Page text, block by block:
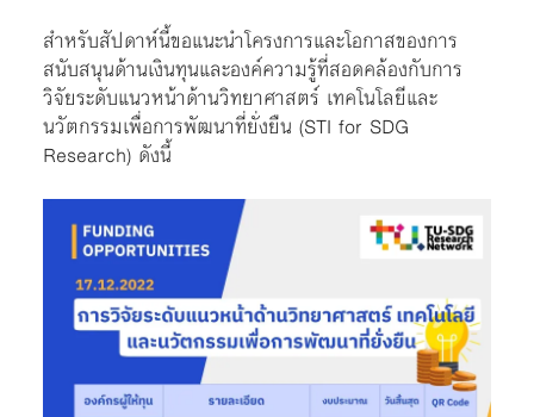
สำหรับสัปดาห์นี้ขอแนะนำโครงการและโอกาสของการ
สนับสนุนด้านเงินทุนและองค์ความรู้ที่สอดคล้องกับการ
วิจัยระดับแนวหน้าด้านวิทยาศาสตร์ เทคโนโลยีและ
นวัตกรรมเพื่อการพัฒนาที่ยั่งยืน (STI for SDG
Research) ดังนี้